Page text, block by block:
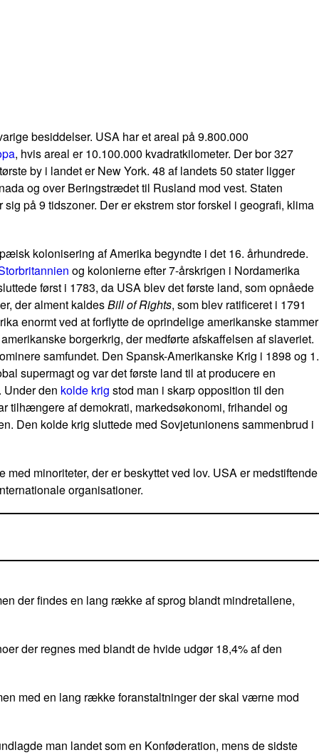
besiddelser. USA har et areal på 9.800.000
, hvis areal er 10.100.000 kvadratkilometer. Der bor 327
by i landet er New York. 48 af landets 50 stater ligger
og over Beringstrædet til Rusland mod vest. Staten
på 9 tidszoner. Der er ekstrem stor forskel i geografi, klima
kolonisering af Amerika begyndte i det 16. århundrede.
og kolonierne efter 7-årskrigen i Nordamerika
først i 1783, da USA blev det første land, som opnåede
der alment kaldesBill of Rights, som blev ratificeret i 1791
enormt ved at forflytte de oprindelige amerikanske stammer
borgerkrig, der medførte afskaffelsen af slaveriet.
samfundet. Den Spansk-Amerikanske Krig i 1898 og 1.
supermagt og var det første land til at producere en
Under den kolde krig stod man i skarp opposition til den
tilhængere af demokrati, markedsøkonomi, frihandel og
Den kolde krig sluttede med Sovjetunionens sammenbrud i
minoriteter, der er beskyttet ved lov. USA er medstiftende
organisationer.
der findes en lang række af sprog blandt mindretallene,
der regnes med blandt de hvide udgør 18,4% af den
med en lang række foranstaltninger der skal værne mod
man landet som en Konføderation, mens de sidste